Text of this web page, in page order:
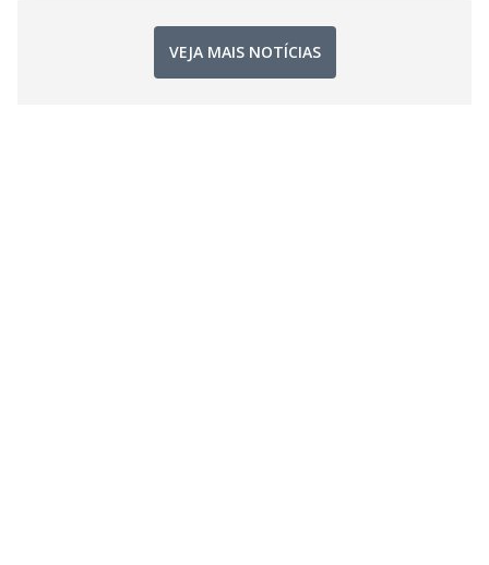
VEJA MAIS NOTÍCIAS